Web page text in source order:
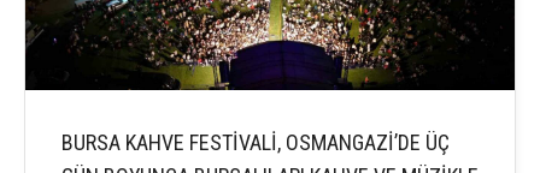
BURSA KAHVE FESTİVALİ, OSMANGAZİ’DE ÜÇ